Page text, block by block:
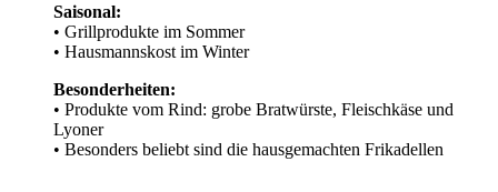
Saisonal:
• Grillprodukte im Sommer
• Hausmannskost im Winter
Besonderheiten:
• Produkte vom Rind: grobe Bratwürste, Fleischkäse und
Lyoner
• Besonders beliebt sind die hausgemachten Frikadellen